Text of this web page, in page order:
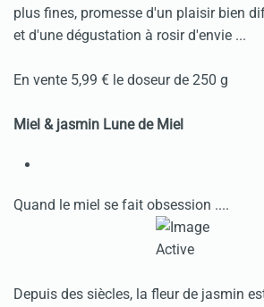
plus fines, promesse d'un plaisir bien
et d'une dégustation à rosir d'envie ...
En vente 5,99 € le doseur de 250 g
Miel & jasmin Lune de Miel
Quand le miel se fait obsession ....
Depuis des siècles, la fleur de jasmin